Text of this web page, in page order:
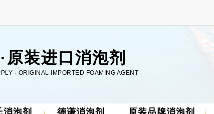
原装进口消泡剂
· ORIGINAL IMPORTED FOAMING AGENT
消泡剂 德谦消泡剂 原装品牌消泡剂